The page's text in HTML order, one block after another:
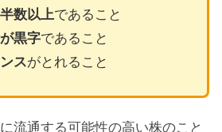
数以上であること
黒字であること
スがとれること
流通する可能性の高い株のこと